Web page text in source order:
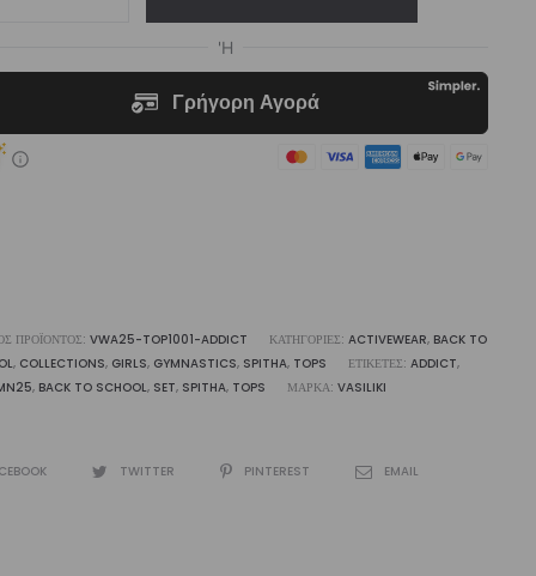
ΠΡΟΪΌΝΤΟΣ: VWA25-TOP1001-ADDICT ΚΑΤΗΓΟΡΊΕΣ: ACTIVEWEAR, BACK TO
, COLLECTIONS, GIRLS, GYMNASTICS, SPITHA, TOPS ΕΤΙΚΈΤΕΣ: ADDICT,
, BACK TO SCHOOL, SET, SPITHA, TOPS ΜΆΡΚΑ: VASILIKI
TWITTER PINTEREST EMAIL